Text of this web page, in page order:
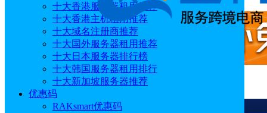
十大香港服务器租用推荐
十大香港主机租用推荐
十大域名注册商推荐
十大国外服务器租用推荐
十大日本服务器排行榜
十大韩国服务器租用排行
十大新加坡服务器推荐
优惠码
RAKsmart优惠码